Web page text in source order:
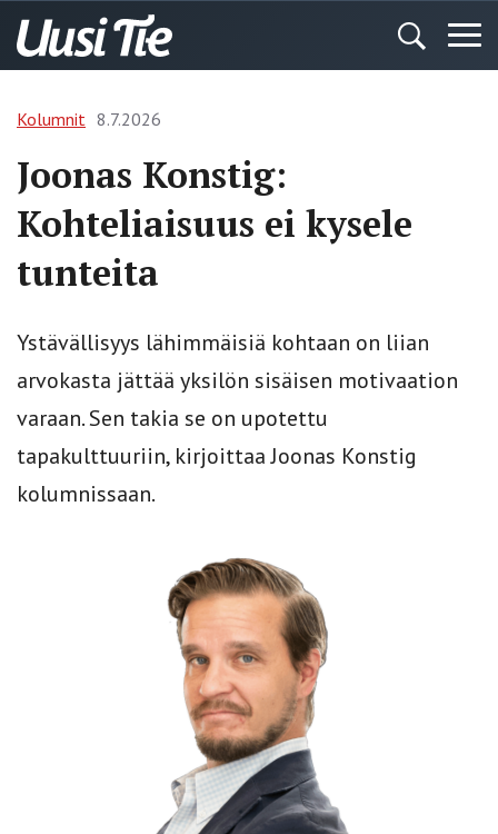
Kolumnit 8.7.2026
Joonas Konstig:
Kohteliaisuus ei kysele
tunteita
Ystävällisyys lähimmäisiä kohtaan on liian
arvokasta jättää yksilön sisäisen motivaation
varaan. Sen takia se on upotettu
tapakulttuuriin, kirjoittaa Joonas Konstig
kolumnissaan.